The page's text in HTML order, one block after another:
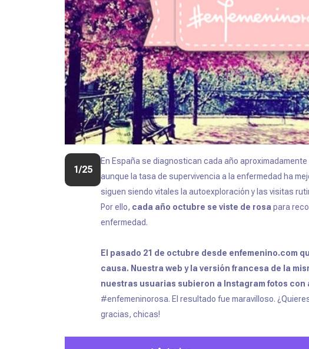
1/25
En España se diagnostican cada año aproximadamente
aunque la tasa de supervivencia a la enfermedad ha
siguen siendo vitales la autoexploración y las visitas
Por ello, cada año octubre se viste de rosapara
enfermedad.
El pasado 21 de octubre desde enfemenino.com
causa. Nuestra web y la versión francesa de la
nuestras usuarias subieron a Instagram fotos con
#enfemeninorosa. El resultado fue maravilloso.
gracias, chicas!